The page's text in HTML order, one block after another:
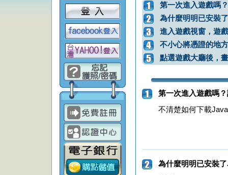
第一次進入遊戲嗎
為什麼明明已安裝
進入遊戲視窗，遊
不小心將憑證的地
點選遊戲大廳後，
第一次進入遊戲嗎
不清楚如何下載
為什麼明明已安裝